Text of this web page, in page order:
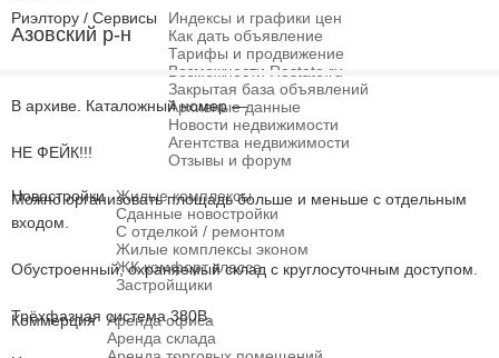
Риэлтору / Сервисы
Индексы и графики цен
Как дать объявление
Тарифы и продвижение
Возможности Restate.ru
Закрытая база объявлений
Архивные данные
Новости недвижимости
Агентства недвижимости
Отзывы и форум
Новостройки
Жилые комплексы
Сданные новостройки
С отделкой / ремонтом
Жилые комплексы эконом
ЖК комфорт класса
Застройщики
Коммерция
Аренда офиса
Аренда склада
Азовский р-н
В архиве. Каталожный номер —
НЕ ФЕЙК!!!
Можно организовать площадь больше и меньше с отдельным
входом.
Обустроенный, охраняемый склад с круглосуточным доступом.
Трёхфазная система 380В.